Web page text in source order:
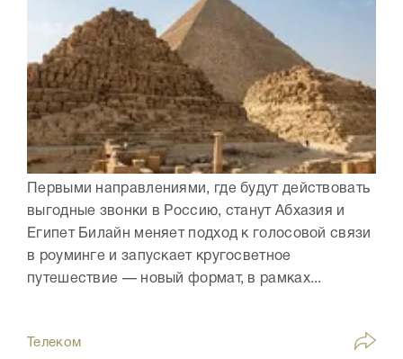
Первыми направлениями, где будут действовать
выгодные звонки в Россию, станут Абхазия и
Египет Билайн меняет подход к голосовой связи
в роуминге и запускает кругосветное
путешествие — новый формат, в рамках...
Телеком